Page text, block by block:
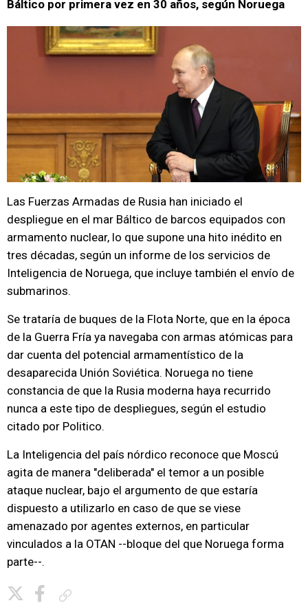
Báltico por primera vez en 30 años, según Noruega
Las Fuerzas Armadas de Rusia han iniciado el
despliegue en el mar Báltico de barcos equipados con
armamento nuclear, lo que supone una hito inédito en
tres décadas, según un informe de los servicios de
Inteligencia de Noruega, que incluye también el envío de
submarinos.
Se trataría de buques de la Flota Norte, que en la época
de la Guerra Fría ya navegaba con armas atómicas para
dar cuenta del potencial armamentístico de la
desaparecida Unión Soviética. Noruega no tiene
constancia de que la Rusia moderna haya recurrido
nunca a este tipo de despliegues, según el estudio
citado por Politico.
La Inteligencia del país nórdico reconoce que Moscú
agita de manera "deliberada" el temor a un posible
ataque nuclear, bajo el argumento de que estaría
dispuesto a utilizarlo en caso de que se viese
amenazado por agentes externos, en particular
vinculados a la OTAN --bloque del que Noruega forma
parte--.